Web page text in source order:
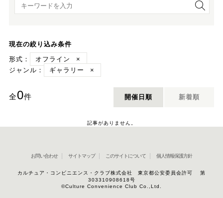
現在の絞り込み条件
形式：
オフライン
×
ジャンル：
ギャラリー ×
全0件 開催日順 新着順
記事がありません。
お問い合わせ サイトマップ このサイトについて 個人情報保護方針
カルチュア・コンビニエンス・クラブ株式会社 東京都公安委員会許可 第
303310908618号
©Culture Convenience Club Co.,Ltd.